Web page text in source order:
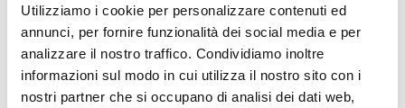
Utilizziamo i cookie per personalizzare contenuti ed
annunci, per fornire funzionalità dei social media e per
analizzare il nostro traffico. Condividiamo inoltre
informazioni sul modo in cui utilizza il nostro sito con i
nostri partner che si occupano di analisi dei dati web,
Autore volume